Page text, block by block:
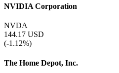
NVIDIA Corporation
NVDA
144.17 USD
(-1.12%)
The Home Depot, Inc.